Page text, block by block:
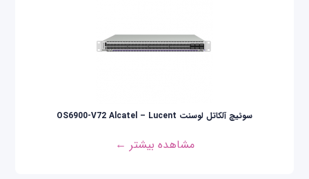
سوئیچ آلکاتل لوسنت OS6900-V72 Alcatel – Lucent
مشاهده بیشتر ←